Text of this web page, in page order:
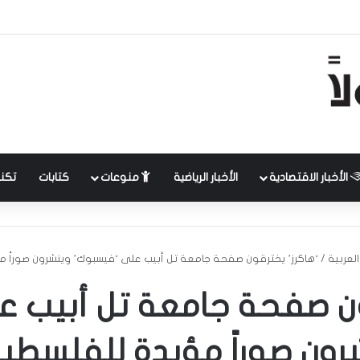
الأخبار الاقتصادية الأخبار الرياضية منوعات كتابات
العربية / ‘هاكرز’ يخترقون صفحة جامعة تل أبيب على ‘فيسبوك’ وينشرون صوراً
صفحة جامعة تل
صوراً مؤيدة